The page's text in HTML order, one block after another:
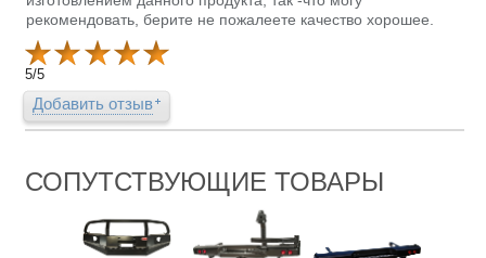
рекомендовать, берите не пожалеете качество хорошее.
5/5
Добавить отзыв
СОПУТСТВУЮЩИЕ ТОВАРЫ